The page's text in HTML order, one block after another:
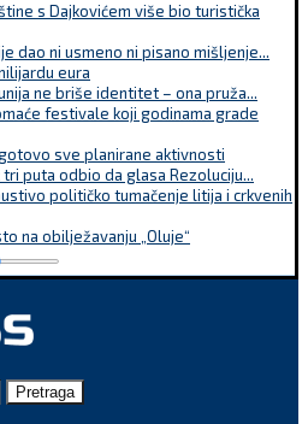
s Dajkovićem više bio turistička
dao ni usmeno ni pisano mišljenje...
eura
ne briše identitet – ona pruža...
festivale koji godinama grade
sve planirane aktivnosti
puta odbio da glasa Rezoluciju...
političko tumačenje litija i crkvenih
na obilježavanju „Oluje“
Pretraga